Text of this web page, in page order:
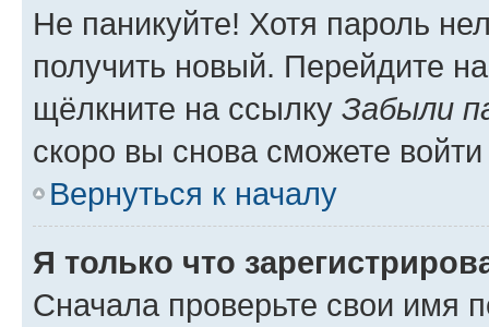
Не паникуйте! Хотя пароль
получить новый. Перейдите
щёлкните на ссылку Забыли
скоро вы снова сможете
Вернуться к началу
Я только что
Сначала проверьте свои имя